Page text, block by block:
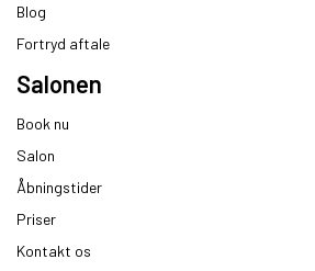
Blog
Fortryd aftale
Salonen
Book nu
Salon
Åbningstider
Priser
Kontakt os